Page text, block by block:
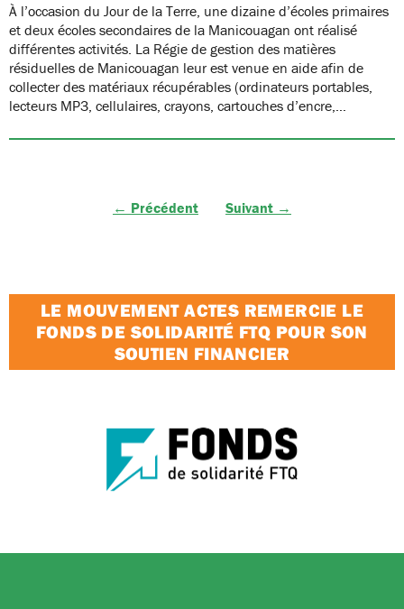
À l’occasion du Jour de la Terre, une dizaine d’écoles primaires
et deux écoles secondaires de la Manicouagan ont réalisé
différentes activités. La Régie de gestion des matières
résiduelles de Manicouagan leur est venue en aide afin de
collecter des matériaux récupérables (ordinateurs portables,
lecteurs MP3, cellulaires, crayons, cartouches d’encre,…
← Précédent Suivant →
LE MOUVEMENT ACTES REMERCIE LE
FONDS DE SOLIDARITÉ FTQ POUR SON
SOUTIEN FINANCIER